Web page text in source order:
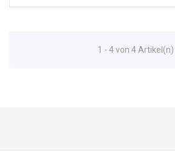
1 - 4 von 4 Artikel(n)